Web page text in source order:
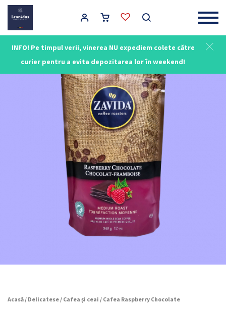
INFO! Pe timpul verii, vinerea NU expediem colete către
curier pentru a evita depozitarea lor în weekend!
Main Navigation
Acasă / Delicatese / Cafea și ceai / Cafea Raspberry Chocolate